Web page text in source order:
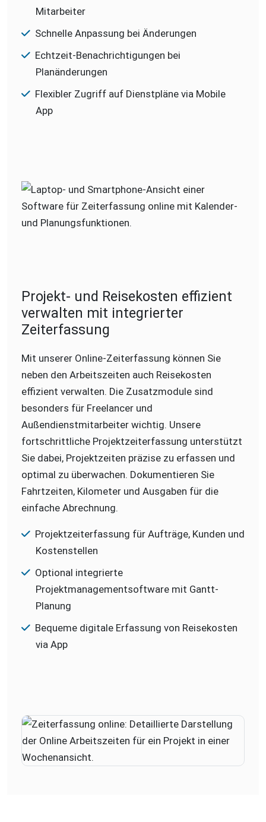
Mitarbeiter
Schnelle Anpassung bei Änderungen
Echtzeit-Benachrichtigungen bei
Planänderungen
Flexibler Zugriff auf Dienstpläne via Mobile
App
Projekt- und Reisekosten effizient
verwalten mit integrierter
Zeiterfassung
Mit unserer Online-Zeiterfassung können Sie
neben den Arbeitszeiten auch Reisekosten
effizient verwalten. Die Zusatzmodule sind
besonders für Freelancer und
Außendienstmitarbeiter wichtig. Unsere
fortschrittliche Projektzeiterfassung unterstützt
Sie dabei, Projektzeiten präzise zu erfassen und
optimal zu überwachen. Dokumentieren Sie
Fahrtzeiten, Kilometer und Ausgaben für die
einfache Abrechnung.
Projektzeiterfassung für Aufträge, Kunden und
Kostenstellen
Optional integrierte
Projektmanagementsoftware mit Gantt-
Planung
Bequeme digitale Erfassung von Reisekosten
via App